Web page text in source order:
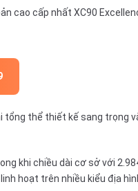
cao cấp nhất XC90
thể thiết kế sang trọng
khi chiều dài cơ sở với
hoạt trên nhiều kiểu địa